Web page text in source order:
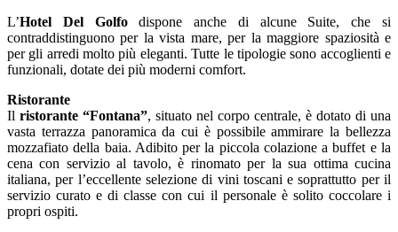
L’Hotel Del Golfodispone anche di alcune Suite, che si
contraddistinguono per la vista mare, per la maggiore spaziosità e
per gli arredi molto più eleganti. Tutte le tipologie sono accoglienti e
funzionali, dotate dei più moderni comfort.
Ristorante
Il ristorante “Fontana”, situato nel corpo centrale, è dotato di una
vasta terrazza panoramica da cui è possibile ammirare la bellezza
mozzafiato della baia. Adibito per la piccola colazione a buffet e la
cena con servizio al tavolo, è rinomato per la sua ottima cucina
italiana, per l’eccellente selezione di vini toscani e soprattutto per il
servizio curato e di classe con cui il personale è solito coccolare i
propri ospiti.